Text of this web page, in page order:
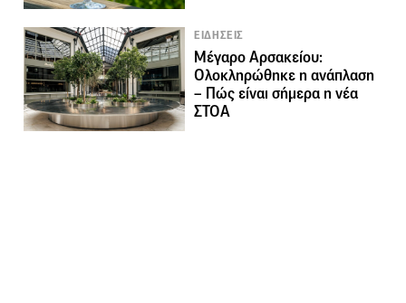
ΕΙΔΗΣΕΙΣ
Μέγαρο Αρσακείου:
Ολοκληρώθηκε η ανάπλαση
– Πώς είναι σήμερα η νέα
ΣΤΟΑ